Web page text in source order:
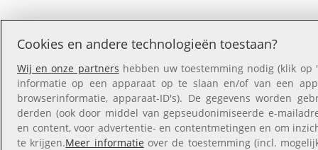
Cookies en andere technologieën toestaan?
Wij en onze partners hebben uw toestemming nodig (klik op
informatie op een apparaat op te slaan en/of van een
browserinformatie, apparaat-ID's). De gegevens worden
derden (ook door middel van gepseudonimiseerde e-
en content, voor advertentie- en contentmetingen en om
te krijgen.Meer informatie over de toestemming (incl.